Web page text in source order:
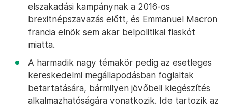
elszakadási kampánynak a 2016-os
brexitnépszavazás előtt, és Emmanuel Macron
francia elnök sem akar belpolitikai fiaskót
miatta.
A harmadik nagy témakör pedig az esetleges
kereskedelmi megállapodásban foglaltak
betartatására, bármilyen jövőbeli kiegészítés
alkalmazhatóságára vonatkozik. Ide tartozik az